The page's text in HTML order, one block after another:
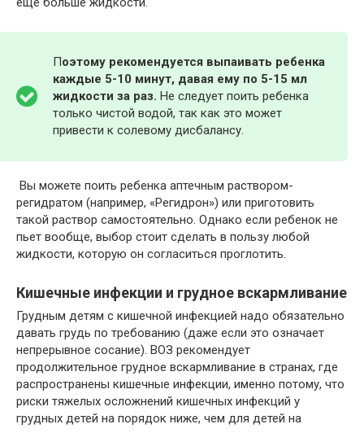
Поэтому рекомендуется выпаивать ребенка
каждые 5-10 минут, давая ему по 5-15 мл
жидкости за раз. Не следует поить ребенка
только чистой водой, так как это может
привести к солевому дисбалансу.
Вы можете поить ребенка аптечным раствором-
регидратом (например, «Регидрон») или приготовить
такой раствор самостоятельно. Однако если ребенок не
пьет вообще, выбор стоит сделать в пользу любой
жидкости, которую он согласиться проглотить.
Кишечные инфекции и грудное вскармливание
Грудным детям с кишечной инфекцией надо обязательно
давать грудь по требованию (даже если это означает
непрерывное сосание). ВОЗ рекомендует
продолжительное грудное вскармливание в странах, где
распространены кишечные инфекции, именно потому, что
риски тяжелых осложнений кишечных инфекций у
грудных детей на порядок ниже, чем для детей на